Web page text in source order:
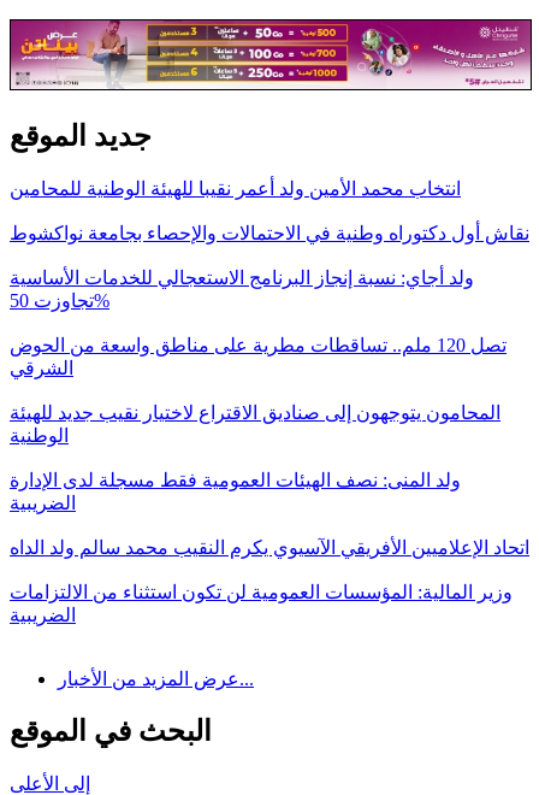
جديد الموقع
انتخاب محمد الأمين ولد أعمر نقيبا للهيئة الوطنية للمحامين
نقاش أول دكتوراه وطنية في الاحتمالات والإحصاء بجامعة نواكشوط
ولد أجاي: نسبة إنجاز البرنامج الاستعجالي للخدمات الأساسية
تجاوزت 50%
تصل 120 ملم.. تساقطات مطرية على مناطق واسعة من الحوض
الشرقي
المحامون يتوجهون إلى صناديق الاقتراع لاختيار نقيب جديد للهيئة
الوطنية
ولد المنى: نصف الهيئات العمومية فقط مسجلة لدى الإدارة
الضريبية
اتحاد الإعلاميين الأفريقي الآسيوي يكرم النقيب محمد سالم ولد الداه
وزير المالية: المؤسسات العمومية لن تكون استثناء من الالتزامات
الضريبية
عرض المزيد من الأخبار...
البحث في الموقع
إلى الأعلى